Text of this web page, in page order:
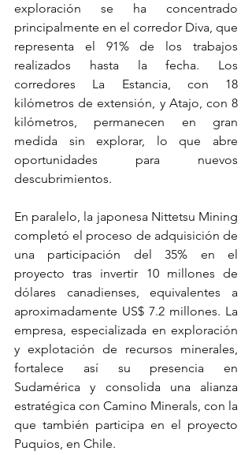
exploración se ha concentrado
principalmente en el corredor Diva, que
representa el 91% de los trabajos
realizados hasta la fecha. Los
corredores La Estancia, con 18
kilómetros de extensión, y Atajo, con 8
kilómetros, permanecen en gran
medida sin explorar, lo que abre
oportunidades para nuevos
descubrimientos.
En paralelo, la japonesa Nittetsu Mining
completó el proceso de adquisición de
una participación del 35% en el
proyecto tras invertir 10 millones de
dólares canadienses, equivalentes a
aproximadamente US$ 7.2 millones. La
empresa, especializada en exploración
y explotación de recursos minerales,
fortalece así su presencia en
Sudamérica y consolida una alianza
estratégica con Camino Minerals, con la
que también participa en el proyecto
Puquios, en Chile.